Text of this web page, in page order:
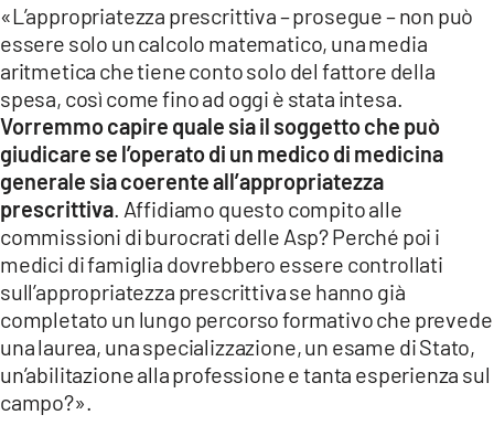
App
ANDROID
APPLE
«L’appropriatezza prescrittiva – prosegue – non può
essere solo un calcolo matematico, una media
aritmetica che tiene conto solo del fattore della
spesa, così come fino ad oggi è stata intesa.
Vorremmo capire quale sia il soggetto che può
giudicare se l’operato di un medico di medicina
generale sia coerente all’appropriatezza
prescrittiva . Affidiamo questo compito alle
commissioni di burocrati delle Asp? Perché poi i
medici di famiglia dovrebbero essere controllati
sull’appropriatezza prescrittiva se hanno già
completato un lungo percorso formativo che prevede
una laurea, una specializzazione, un esame di Stato,
un’abilitazione alla professione e tanta esperienza sul
campo?».